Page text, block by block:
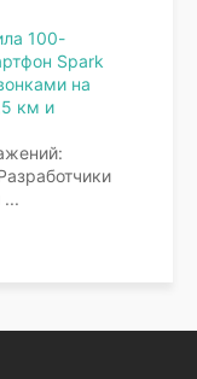
100-
Spark
на
км и
...